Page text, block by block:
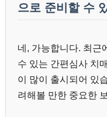
으로 준비할 수
네, 가능합니다. 최근
수 있는 간편심사 치
이 많이 출시되어 있
려해볼 만한 중요한